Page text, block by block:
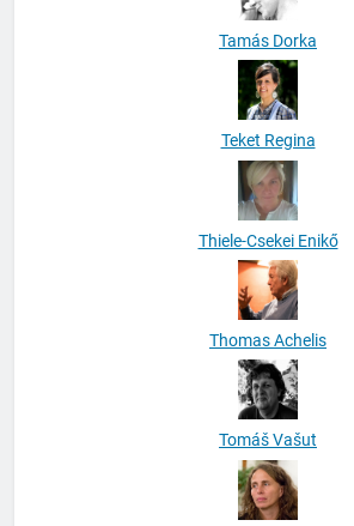
Tamás Dorka
Teket Regina
Thiele-Csekei Enikő
Thomas Achelis
Tomáš Vašut